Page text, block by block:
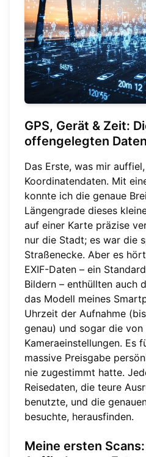
GPS, Gerät & Zeit:
offengelegten Daten
Das Erste, was mir
Koordinatendaten. Mit
konnte ich die genaue
Längengrade dieses
auf einer Karte präzise
nur die Stadt; es war die
Straßenecke. Aber es
EXIF-Daten – ein
Bildern – enthüllten auch
das Modell meines
Uhrzeit der Aufnahme
genau) und sogar die
Kameraeinstellungen. Es
massive Preisgabe
nie zugestimmt hatte.
Reisedaten, die teure
benutzte, und die
besuchte, herausfinden.
Meine ersten